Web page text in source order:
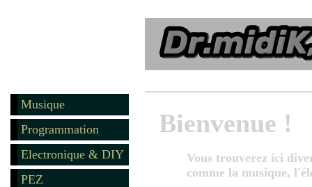
Musique
Programmation
Electronique & DIY
PEZ
Bienvenue !
Vous trouverez ici
comme la musique,